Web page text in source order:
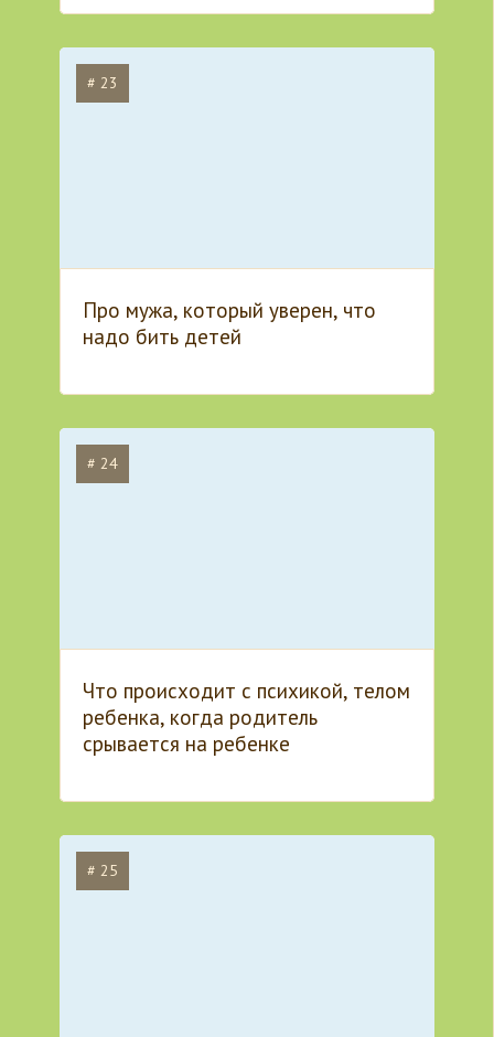
# 23
Про мужа, который уверен, что
надо бить детей
# 24
Что происходит с психикой, телом
ребенка, когда родитель
срывается на ребенке
# 25